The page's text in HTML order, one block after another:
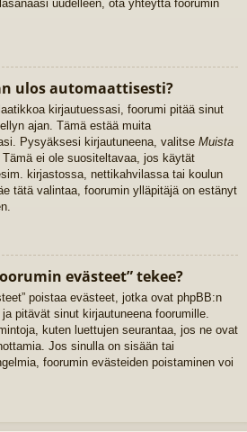
uudelleen, ota yhteyttä foorumin
ulos automaattisesti?
kirjautuessasi, foorumi pitää sinut
ajan. Tämä estää muita
Pysyäksesi kirjautuneena, valitse Muista
ei ole suositeltavaa, jos käytät
kirjastossa, nettikahvilassa tai koulun
tätä valintaa, foorumin ylläpitäjä on estänyt
evästeet” tekee?
poistaa evästeet, jotka ovat phpBB:n
pitävät sinut kirjautuneena foorumille.
kuten luettujen seurantaa, jos ne ovat
Jos sinulla on sisään tai
foorumin evästeiden poistaminen voi